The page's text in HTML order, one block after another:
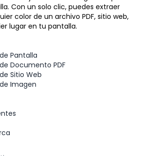
Con un solo clic, puedes extraer
color de un archivo PDF, sitio web,
lugar en tu pantalla.
Pantalla
Documento PDF
Sitio Web
Imagen